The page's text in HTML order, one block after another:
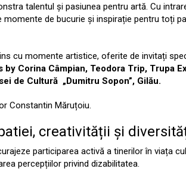
talentul și pasiunea pentru artă. Cu
de bucurie și inspirație pentru toți
cu momente artistice, oferite de invitați
by Corina Câmpian, Teodora Trip, Trupa
de Cultură „Dumitru Sopon”, Gilău.
Constantin Măruțoiu.
creativității și
participarea activă a tinerilor în viața
percepțiilor privind dizabilitatea.